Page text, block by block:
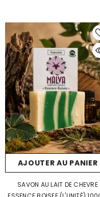
AJOUTER AU PANIER
SAVON AU LAIT DE CHEVRE